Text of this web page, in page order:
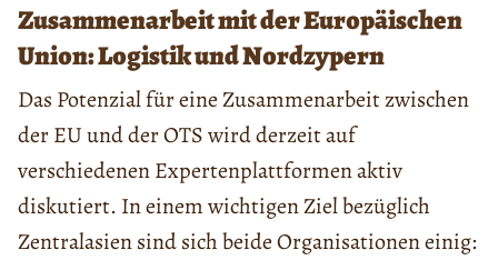
Zusammenarbeit mit der Europäischen
Union: Logistik und Nordzypern
Das Potenzial für eine Zusammenarbeit zwischen
der EU und der OTS wird derzeit auf
verschiedenen Expertenplattformen aktiv
diskutiert. In einem wichtigen Ziel bezüglich
Zentralasien sind sich beide Organisationen einig: